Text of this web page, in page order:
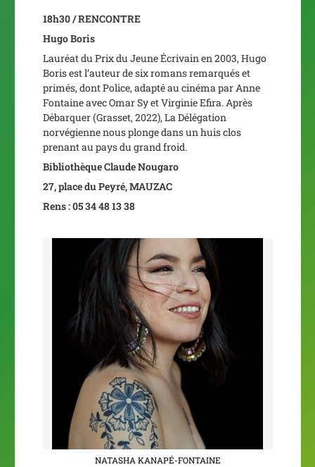
18h30 / RENCONTRE
Hugo Boris
Lauréat du Prix du Jeune Écrivain en 2003, Hugo
Boris est l’auteur de six romans remarqués et
primés, dontPolice, adapté au cinéma par Anne
Fontaine avec Omar Sy et Virginie Efira. Après
Débarquer(Grasset, 2022),La Délégation
norvégiennenous plonge dans un huis clos
prenant au pays du grand froid.
Bibliothèque Claude Nougaro
27, place du Peyré, MAUZAC
Rens : 05 34 48 13 38
NATASHA KANAPÉ-FONTAINE